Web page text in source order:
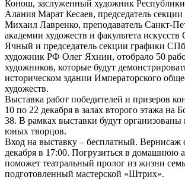
Конош, заслуженный художник
Алания Марат Кесаев, председатель
Михаил Лавренко, преподаватель Санкт-
академии художеств и факультета
Ячный и председатель секции графики
художник РФ Олег Яхнин, отобрало 50
художников, которые будут
историческом здании Императорского
художеств.
Выставка работ победителей и призеров
10 по 22 декабря в залах второго этажа на
38. В рамках выставки будут организованы
юных творцов.
Вход на выставку – бесплатный. Вернисаж
декабря в 17:00. Погрузиться в домашнюю
поможет театральный пролог из жизни
подготовленный мастерской «Штрих».